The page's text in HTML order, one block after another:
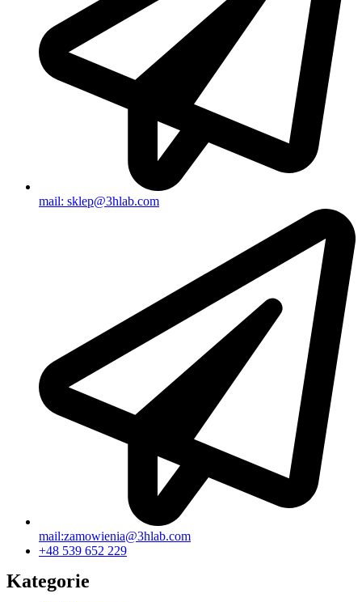
mail: sklep@3hlab.com
mail:zamowienia@3hlab.com
+48 539 652 229
Kategorie